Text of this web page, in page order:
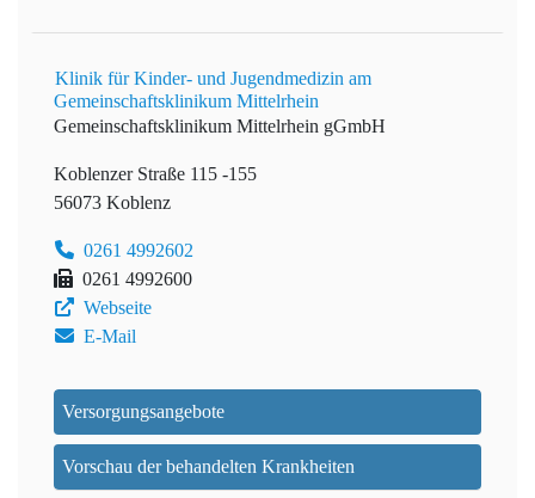
Klinik für Kinder- und Jugendmedizin am
Gemeinschaftsklinikum Mittelrhein
Gemeinschaftsklinikum Mittelrhein gGmbH
Koblenzer Straße 115 -155
56073 Koblenz
0261 4992602
0261 4992600
Webseite
E-Mail
Versorgungsangebote
Vorschau der behandelten Krankheiten